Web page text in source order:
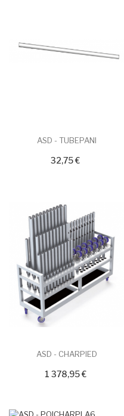
ASD - TUBEPANI
32,75 €
ASD - CHARPIED
1 378,95 €